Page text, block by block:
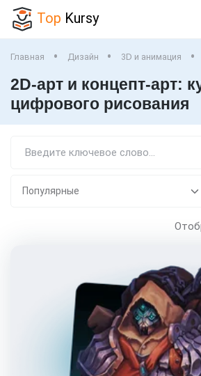
Top Kursy
Главная Дизайн 3D и анимация
2D-арт и концепт-арт:
цифрового рисования